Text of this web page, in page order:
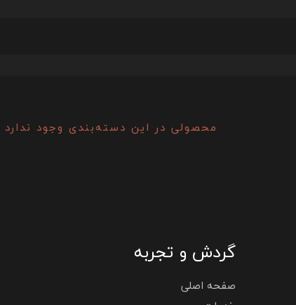
محصولی در این دسته‌بندی وجود ندارد
گردش و تجربه
صفحه اصلی